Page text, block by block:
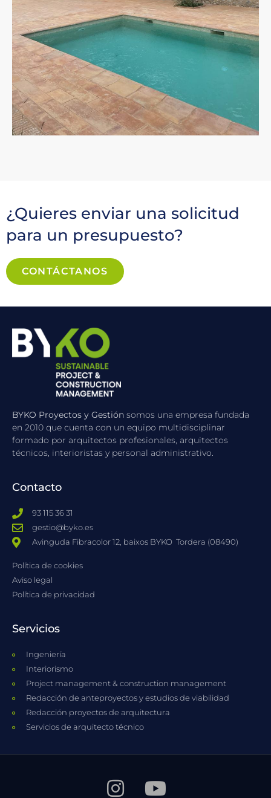
¿Quieres enviar una solicitud
para un presupuesto?
CONTÁCTANOS
BYKO Proyectos y Gestión somos una empresa fundada
en 2010 que cuenta con un equipo multidisciplinar
formado por arquitectos profesionales, arquitectos
técnicos, interioristas y personal administrativo.
Contacto
93 115 36 31
gestio@byko.es
Avinguda Fibracolor 12, baixos BYKO ​ Tordera (08490)
Política de cookies
Aviso legal
Política de privacidad
Servicios
Ingeniería
Interiorismo
Project management & construction management
Redacción de anteproyectos y estudios de viabilidad
Redacción proyectos de arquitectura
Servicios de arquitecto técnico